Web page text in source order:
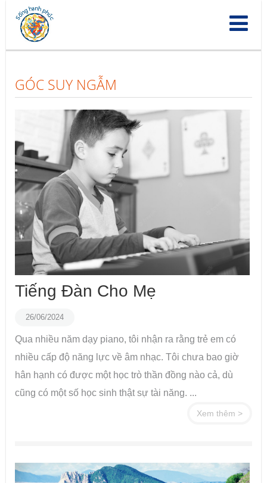
dung
GÓC SUY NGẪM
Tiếng Đàn Cho Mẹ
26/06/2024
Qua nhiều năm dạy piano, tôi nhận ra rằng trẻ em có
nhiều cấp độ năng lực về âm nhạc. Tôi chưa bao giờ
hân hạnh có được một học trò thần đồng nào cả, dù
cũng có một số học sinh thật sự tài năng. ...
Xem thêm >